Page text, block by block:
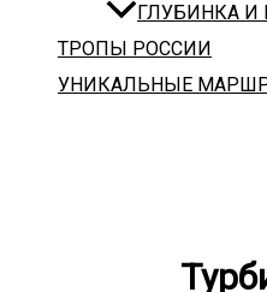
ГЛУБИНКА
ТРОПЫ РОССИИ
УНИКАЛЬНЫЕ